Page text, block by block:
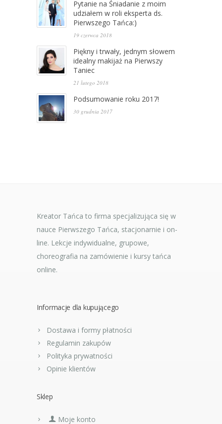
Pytanie na Śniadanie z moim
udziałem w roli eksperta ds.
Pierwszego Tańca:)
19 czerwca 2018
Piękny i trwały, jednym słowem
idealny makijaż na Pierwszy
Taniec
21 lutego 2018
Podsumowanie roku 2017!
30 grudnia 2017
Kreator Tańca to firma specjalizująca się w
nauce Pierwszego Tańca, stacjonarnie i on-
line. Lekcje indywidualne, grupowe,
choreografia na zamówienie i kursy tańca
online.
Informacje dla kupującego
Dostawa i formy płatności
Regulamin zakupów
Polityka prywatności
Opinie klientów
Sklep
Moje konto